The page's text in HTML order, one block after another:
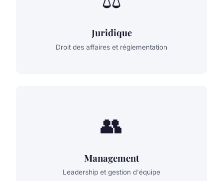
Juridique
Droit des affaires et réglementation
👥
Management
Leadership et gestion d'équipe